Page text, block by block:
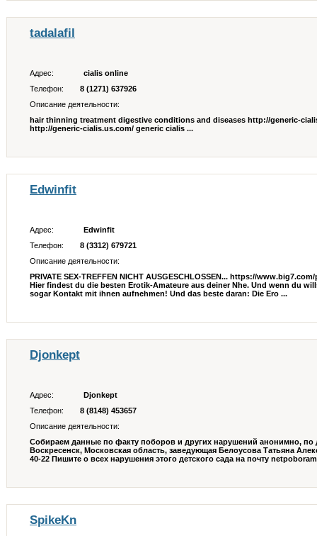
tadalafil
Адрес:
cialis online
Телефон:
8 (1271) 637926
Описание деятельности:
hair thinning treatment digestive conditions and diseases http://generic-
http://generic-cialis.us.com/ generic cialis ...
Edwinfit
Адрес:
Edwinfit
Телефон:
8 (3312) 679721
Описание деятельности:
PRIVATE SEX-TREFFEN NICHT AUSGESCHLOSSEN... https://
Hier findest du die besten Erotik-Amateure aus deiner Nhe. Und wenn du
sogar Kontakt mit ihnen aufnehmen! Und das beste daran: Die Ero ...
Djonkept
Адрес:
Djonkept
Телефон:
8 (8148) 453657
Описание деятельности:
Собираем данные по факту поборов и других нарушений анонимно, по
Воскресенск, Московская область, заведующая Белоусова Татьяна
40-22 Пишите о всех нарушения этого детского сада на почту
SpikeKn